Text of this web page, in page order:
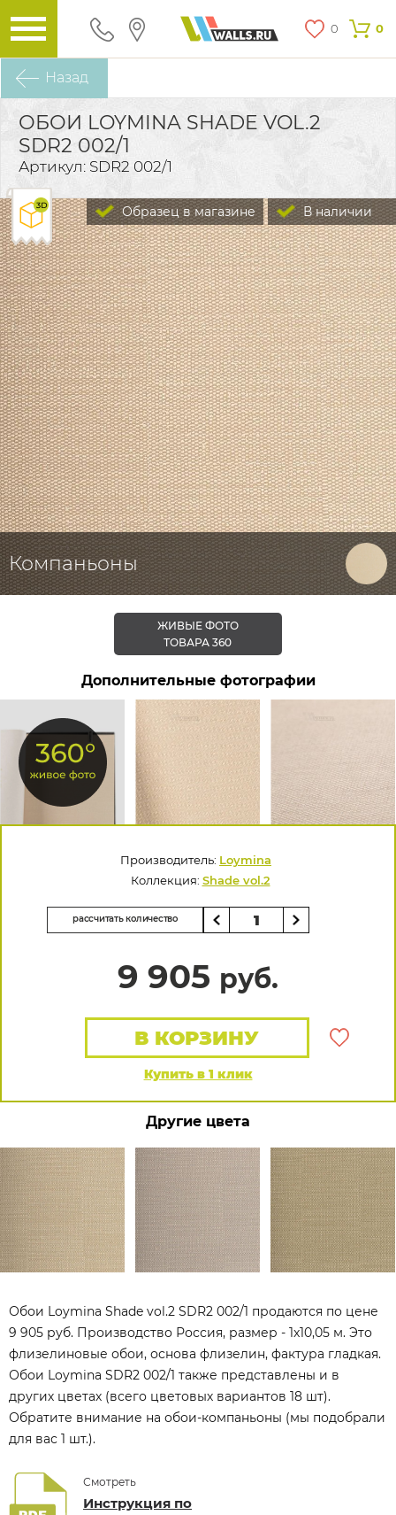
0 0
Назад
ОБОИ LOYMINA SHADE VOL.2
SDR2 002/1
Артикул: SDR2 002/1
В наличии
Образец в магазине
Компаньоны
ЖИВЫЕ ФОТО
ТОВАРА 360
Дополнительные фотографии
Производитель: Loymina
Коллекция: Shade vol.2
рассчитать количество
9 905 руб.
Купить в 1 клик
В КОРЗИНУ
Другие цвета
Обои Loymina Shade vol.2 SDR2 002/1 продаются по цене
9 905 руб. Производство Россия, размер - 1x10,05 м. Это
флизелиновые обои, основа флизелин, фактура гладкая.
Обои Loymina SDR2 002/1 также представлены и в
других цветах (всего цветовых вариантов 18 шт).
Обратите внимание на обои-компаньоны (мы подобрали
для вас 1 шт.).
Смотреть
Инструкция по